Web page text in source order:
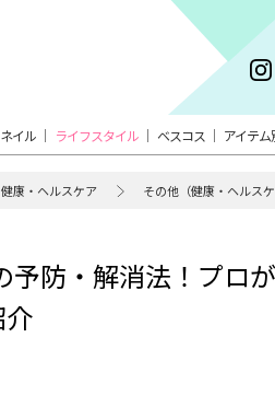
ネイル ライフスタイル ベスコス アイテム
健康・ヘルスケア その他（健康・ヘルスケ
防・解消法！プロ